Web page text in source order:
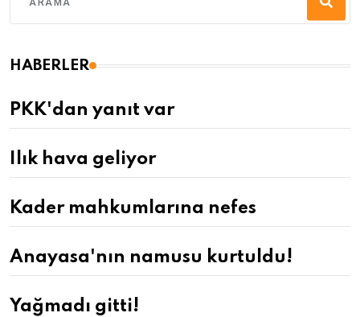
HABERLER
PKK'dan yanıt var
Ilık hava geliyor
Kader mahkumlarına nefes
Anayasa'nın namusu kurtuldu!
Yağmadı gitti!